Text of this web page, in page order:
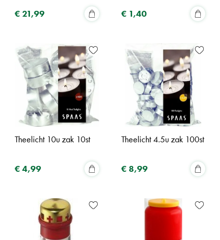
€ 21,99 € 1,40
Theelicht 10u zak 10st
€ 4,99
Theelicht 4.5u zak 100st
€ 8,99